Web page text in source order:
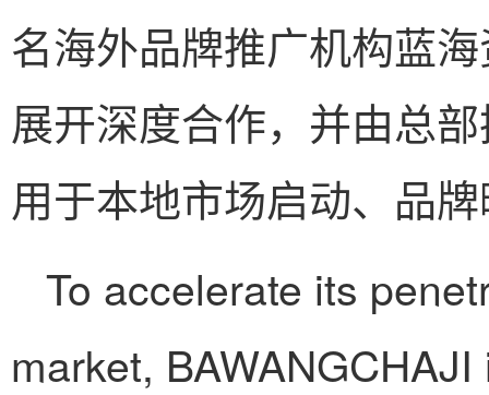
名海外品牌推广机构蓝
展开深度合作，并由总
用于本地市场启动、品
To accelerate its
market,